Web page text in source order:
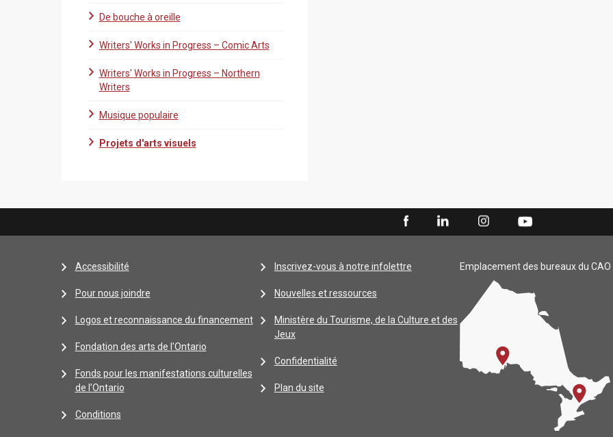
De bouche à oreille
Writers' Works in Progress – Comic Arts
Writers' Works in Progress – Northern
Writers
Musique populaire
Projets d'arts visuels
Accessibilité
Pour nous joindre
Logos et reconnaissance du financement
Fondation des arts de l'Ontario
Fonds pour les manifestations culturelles
de l’Ontario
Conditions
Inscrivez-vous à notre infolettre
Nouvelles et ressources
Ministère du Tourisme, de la Culture et des
Jeux
Confidentialité
Plan du site
Emplacement des bureaux du CAO